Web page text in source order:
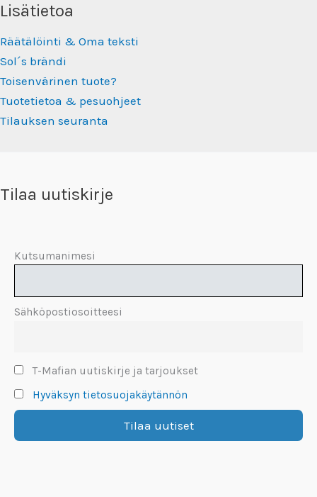
Lisätietoa
Räätälöinti & Oma teksti
Sol´s brändi
Toisenvärinen tuote?
Tuotetietoa & pesuohjeet
Tilauksen seuranta
Tilaa uutiskirje
Kutsumanimesi
Sähköpostiosoitteesi
T-Mafian uutiskirje ja tarjoukset
Hyväksyn tietosuojakäytännön